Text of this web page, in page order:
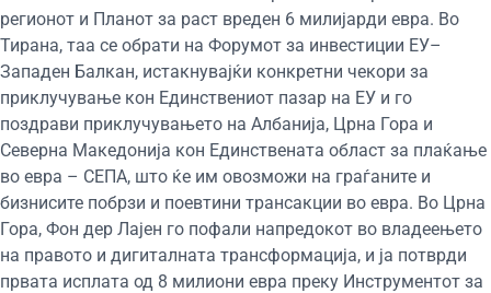
регионот и Планот за раст вреден 6 милијарди евра. Во
Тирана, таа се обрати на Форумот за инвестиции ЕУ–
Западен Балкан, истакнувајќи конкретни чекори за
приклучување кон Единствениот пазар на ЕУ и го
поздрави приклучувањето на Албанија, Црна Гора и
Северна Македонија кон Единствената област за плаќање
во евра – СЕПА, што ќе им овозможи на граѓаните и
бизнисите побрзи и поевтини трансакции во евра. Во Црна
Гора, Фон дер Лајен го пофали напредокот во владеењето
на правото и дигиталната трансформација, и ја потврди
првата исплата од 8 милиони евра преку Инструментот за